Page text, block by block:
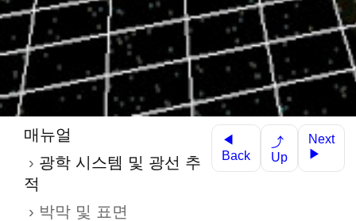
매뉴얼
광학 시스템 및 광선 추
적
박막 및 표면
◀
Back
⤴
Up
Next
▶